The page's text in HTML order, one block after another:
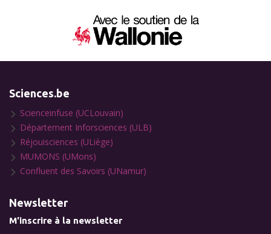
Sciences.be
Scienceinfuse (UCLouvain)
Département Inforsciences (ULB)
Réjouisciences (ULiège)
MUMONS (UMons)
Confluent des Savoirs (UNamur)
Newsletter
M'inscrire à la newsletter